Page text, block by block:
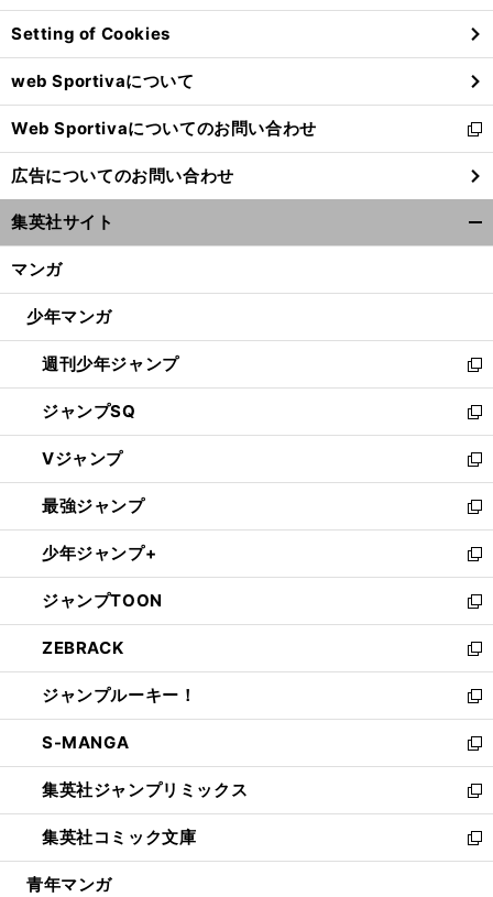
ン
ド
ウ
で
開
く
Setting of Cookies
web Sportivaについて
Web Sportivaについてのお問い合わせ
新
し
い
ウ
ィ
ン
ウ
開
く
広告についてのお問い合わせ
集英社サイト
マンガ
少年マンガ
週刊少年ジャンプ
新
し
い
ウ
ィ
ン
ド
ウ
で
開
く
ジャンプSQ
新
し
い
ウ
ィ
ン
ド
ウ
で
開
く
Vジャンプ
新
し
い
ウ
ィ
ン
ド
ウ
で
開
く
最強ジャンプ
新
し
い
ウ
ィ
ン
ド
ウ
で
開
く
少年ジャンプ+
新
し
い
ウ
ィ
ン
ド
ウ
で
開
く
ジャンプTOON
新
し
い
ウ
ィ
ン
ド
ウ
で
開
く
ZEBRACK
新
し
い
ウ
ィ
ン
ド
ウ
で
開
ジャンプルーキー！
新
し
い
ウ
ィ
ン
ド
ウ
S-MANGA
新
し
い
ウ
ィ
ン
集英社ジャンプリミックス
新
し
い
ウ
集英社コミック文庫
新
し
青年マンガ